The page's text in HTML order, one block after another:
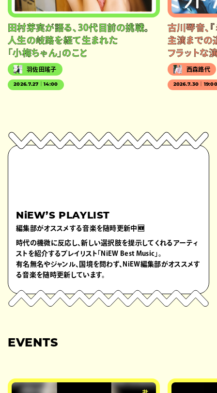
田村芽実が語る、30代目前の挑戦。
人生の岐路を経て生まれた
「小梅ちゃん」のこと
羽佐田瑤子
2026.7.27｜14:00
古川琴音、
主演までの
フラットな
西森路代
2026.7.30｜
NiEW’S PLAYLIST
編集部がオススメする音楽を随時更新中🆕
時代の機微に反応し、新しい選択肢を提示してくれるアーティ
ストを紹介するプレイリスト「NiEW Best Music」。
有名無名やジャンル、国境を問わず、NiEW編集部がオススメす
る音楽を随時更新しています。
EVENTS